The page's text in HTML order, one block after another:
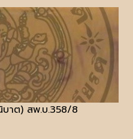
าต) สพ.บ.358/8